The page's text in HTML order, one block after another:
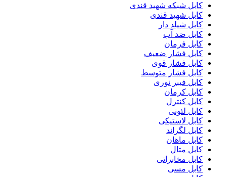
کابل شبکه شهید قندی
کابل شهید قندی
کابل شیلد دار
کابل ضد آب
کابل فرمان
کابل فشار ضعیف
کابل فشار قوی
کابل فشار متوسط
کابل فیبر نوری
کابل کرمان
کابل کنترل
کابل لئونی
کابل لاستیکی
کابل لگراند
کابل ماهان
کابل متال
کابل مخابراتی
کابل مسی